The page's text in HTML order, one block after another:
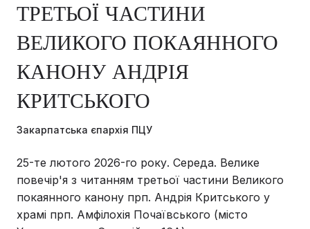
ТРЕТЬОЇ ЧАСТИНИ
ВЕЛИКОГО ПОКАЯННОГО
КАНОНУ АНДРІЯ
КРИТСЬКОГО
Закарпатська єпархія ПЦУ
25-те лютого 2026-го року. Середа. Велике
повечір'я з читанням третьої частини Великого
покаянного канону прп. Андрія Критського у
храмі прп. Амфілохія Почаївського (місто